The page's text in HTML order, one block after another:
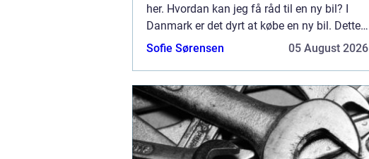
her. Hvordan kan jeg få råd til en ny bil? I
Danmark er det dyrt at købe en ny bil. Dette
skyldes, at skatter og afgifter, ...
Sofie Sørensen 05 August 2026